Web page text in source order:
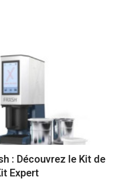
: Découvrez le Kit de
Expert